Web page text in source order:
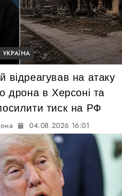
УКРАЇНА
відреагував на атаку
дрона в Херсоні та
тиск на РФ
04.08.2026 16:01